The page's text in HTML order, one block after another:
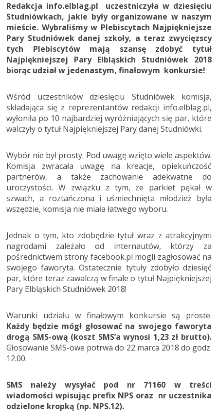
Redakcja info.elblag.pl uczestniczyła w dziesięciu
Studniówkach, jakie były organizowane w naszym
mieście. Wybraliśmy w Plebiscytach Najpiękniejsze
Pary Studniówek danej szkoły, a teraz zwycięzscy
tych Plebiscytów mają szansę zdobyć tytuł
Najpiękniejszej Pary Elbląskich Studniówek 2018
biorąc udział w jedenastym, finałowym konkursie!
Wśród uczestników dziesięciu Studniówek komisja,
składająca się z reprezentantów redakcji info.elblag.pl,
wyłoniła po 10 najbardziej wyróżniających się par, które
walczyły o tytuł Najpiękniejszej Pary danej Studniówki.
Wybór nie był prosty. Pod uwagę wzięto wiele aspektów.
Komisja zwracała uwagę na kreacje, opiekuńczość
partnerów, a także zachowanie adekwatne do
uroczystości. W związku z tym, że parkiet pękał w
szwach, a roztańczona i uśmiechnięta młodzież była
wszędzie, komisja nie miała łatwego wyboru.
Jednak o tym, kto zdobędzie tytuł wraz z atrakcyjnymi
nagrodami zależało od internautów, którzy za
pośrednictwem strony facebook.pl mogli zagłosować na
swojego faworyta. Ostatecznie tytuły zdobyło dziesięć
par, które teraz zawalczą w finale o tytuł Najpiękniejszej
Pary Elbląskich Studniówek 2018!
Warunki udziału w finałowym konkursie są proste.
Każdy będzie mógł głosować na swojego faworyta
drogą SMS-ową (koszt SMS’a wynosi 1,23 zł brutto).
Głosowanie SMS-owe potrwa do 22 marca 2018 do godz.
12.00.
SMS należy wysyłać pod nr 71160 w treści
wiadomości wpisując prefix NPS oraz nr uczestnika
odzielone kropką (np. NPS.12).